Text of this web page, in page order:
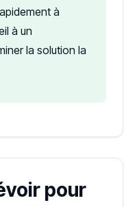
à
à un
la solution la
pour